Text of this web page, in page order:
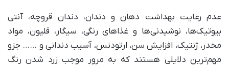
عدم رعایت بهداشت دهان و دندان، دندان قروچه، آنتی
بیوتیک‌ها، نوشیدنی‌ها و غذاهای رنگی، سیگار، قلیون، مواد
مخدر، ژنتیک، افزایش سن، ارتودنس، آسیب دندانی و …… جزو
مهم‌ترین دلایلی هستند که به مرور موجب زرد شدن رنگ